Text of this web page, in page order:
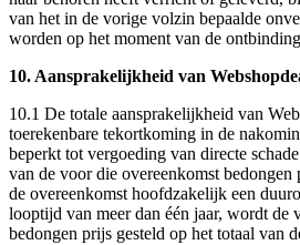
van het in de vorige volzin bepaalde
worden op het moment van de
10. Aansprakelijkheid van
10.1 De totale aansprakelijkheid van
toerekenbare tekortkoming in de
beperkt tot vergoeding van directe
van de voor die overeenkomst
de overeenkomst hoofdzakelijk een
looptijd van meer dan één jaar, wordt de
bedongen prijs gesteld op het totaal van